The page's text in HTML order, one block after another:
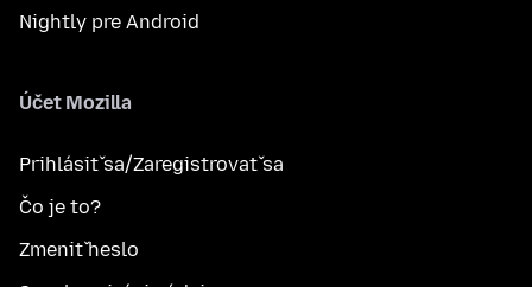
Nightly pre Android
Účet Mozilla
Prihlásiť sa/Zaregistrovať sa
Čo je to?
Zmeniť heslo